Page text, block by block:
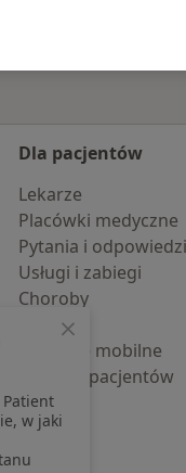
Dla pacjentów
Lekarze
Placówki medyczne
Pytania i odpowiedzi
Usługi i zabiegi
Choroby
Pomoc
Aplikacje mobilne
Blog dla pacjentów
w jaki